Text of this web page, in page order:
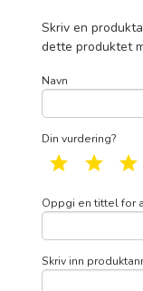
Skriv en
dette produktet
Navn
Din vurdering?
1 star 2 star
Oppgi en tittel for
Skriv inn